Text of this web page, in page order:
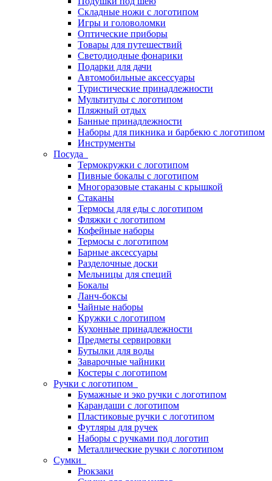
Складные ножи с логотипом
Игры и головоломки
Оптические приборы
Товары для путешествий
Светодиодные фонарики
Подарки для дачи
Автомобильные аксессуары
Туристические принадлежности
Мультитулы с логотипом
Пляжный отдых
Банные принадлежности
Наборы для пикника и барбекю с логотипом
Инструменты
Посуда
Термокружки с логотипом
Пивные бокалы с логотипом
Многоразовые стаканы с крышкой
Стаканы
Термосы для еды с логотипом
Фляжки с логотипом
Кофейные наборы
Термосы с логотипом
Барные аксессуары
Разделочные доски
Мельницы для специй
Бокалы
Ланч-боксы
Чайные наборы
Кружки с логотипом
Кухонные принадлежности
Предметы сервировки
Бутылки для воды
Заварочные чайники
Костеры с логотипом
Ручки с логотипом
Бумажные и эко ручки с логотипом
Карандаши с логотипом
Пластиковые ручки с логотипом
Футляры для ручек
Наборы с ручками под логотип
Металлические ручки с логотипом
Сумки
Рюкзаки